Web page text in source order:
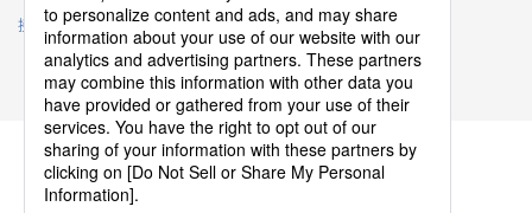
・
To manage the progress of transactions with the
Customers
・
To conduct questionnaires to the Customers, etc.
・
To respond to the inquiries from the Customers, etc.
・
For marketing research and analysis
Personal information of other companies, organizations,
government agency clients and business partners
接触
IR策略
免责声明